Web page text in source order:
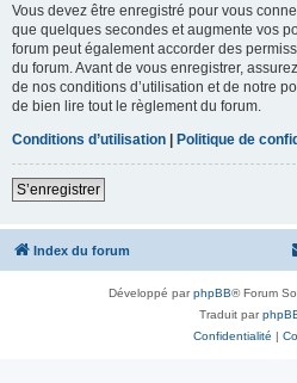
Vous devez être enregistré pour vous
que quelques secondes et augmente vos
forum peut également accorder des
du forum. Avant de vous enregistrer,
de nos conditions d’utilisation et de notre
de bien lire tout le règlement du forum.
Conditions d’utilisation | Politique de
S’enregistrer
Index du forum
Développé parphpBB® Forum
Traduit par
Confidentialité |